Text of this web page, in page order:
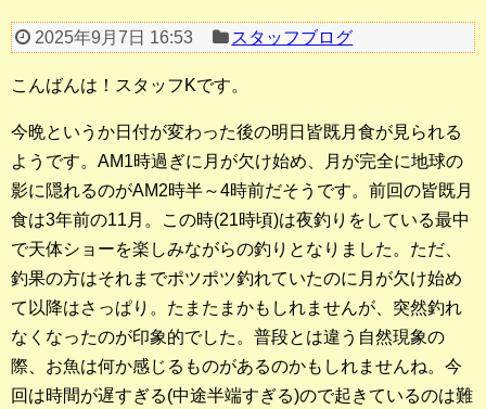
2025年9月7日 16:53 スタッフブログ
こんばんは！スタッフKです。
今晩というか日付が変わった後の明日皆既月食が見られる
ようです。AM1時過ぎに月が欠け始め、月が完全に地球の
影に隠れるのがAM2時半～4時前だそうです。前回の皆既月
食は3年前の11月。この時(21時頃)は夜釣りをしている最中
で天体ショーを楽しみながらの釣りとなりました。ただ、
釣果の方はそれまでポツポツ釣れていたのに月が欠け始め
て以降はさっぱり。たまたまかもしれませんが、突然釣れ
なくなったのが印象的でした。普段とは違う自然現象の
際、お魚は何か感じるものがあるのかもしれませんね。今
回は時間が遅すぎる(中途半端すぎる)ので起きているのは難
陸っぱりルアー
その他の釣り
釣果ランキング
2023年 クロダイ部門
2023年 メジナ部門
歴代釣果ランキング
クロダイ部門